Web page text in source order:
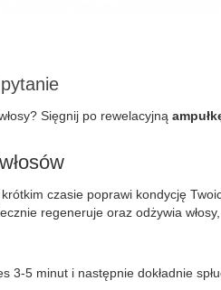
Sięgnij po rewelacyjną
czasie poprawi kondycję
regeneruje oraz odżywia
3-5 minut i następnie dokładnie